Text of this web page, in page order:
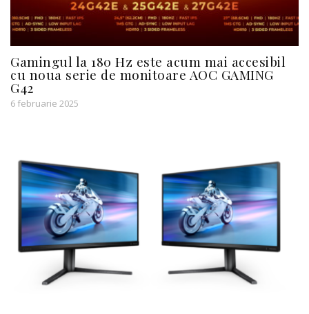
Gamingul la 180 Hz este acum mai accesibil
cu noua serie de monitoare AOC GAMING
G42
6 februarie 2025